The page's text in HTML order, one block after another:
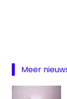
NPO
Meer